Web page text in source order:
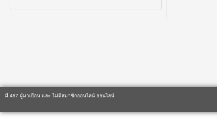
มี 487 ผู้มาเยือน และ ไม่มีสมาชิกออนไลน์ ออนไลน์